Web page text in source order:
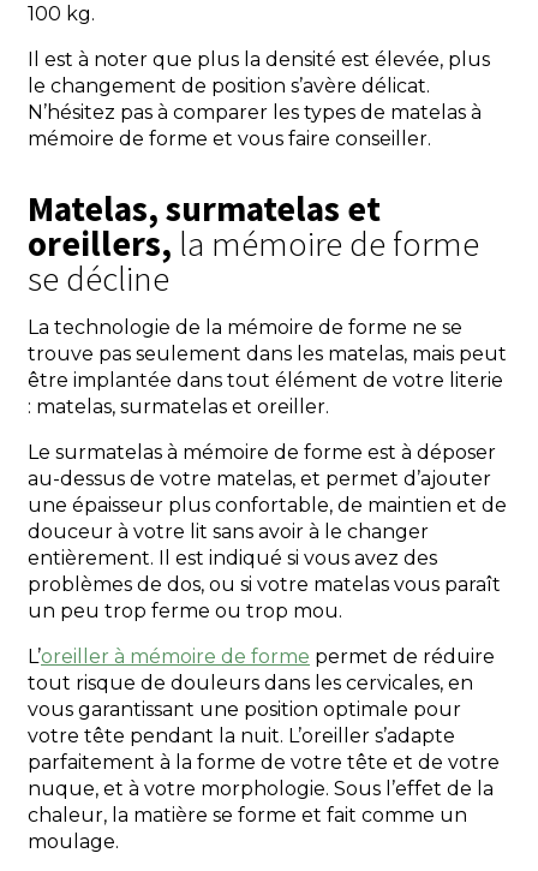
100 kg.
Il est à noter que plus la densité est élevée, plus
le changement de position s’avère délicat.
N’hésitez pas à comparer les types de matelas à
mémoire de forme et vous faire conseiller.
Matelas, surmatelas et
oreillers, la mémoire de forme
se décline
La technologie de la mémoire de forme ne se
trouve pas seulement dans les matelas, mais peut
être implantée dans tout élément de votre literie
: matelas, surmatelas et oreiller.
Le surmatelas à mémoire de forme est à déposer
au-dessus de votre matelas, et permet d’ajouter
une épaisseur plus confortable, de maintien et de
douceur à votre lit sans avoir à le changer
entièrement. Il est indiqué si vous avez des
problèmes de dos, ou si votre matelas vous paraît
un peu trop ferme ou trop mou.
L’oreiller à mémoire de forme permet de réduire
tout risque de douleurs dans les cervicales, en
vous garantissant une position optimale pour
votre tête pendant la nuit. L’oreiller s’adapte
parfaitement à la forme de votre tête et de votre
nuque, et à votre morphologie. Sous l’effet de la
chaleur, la matière se forme et fait comme un
moulage.